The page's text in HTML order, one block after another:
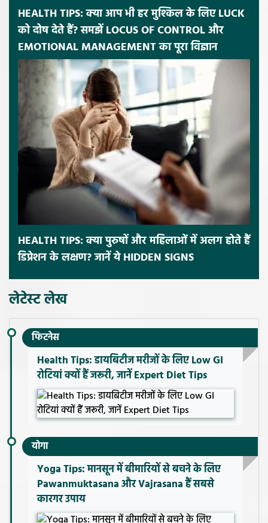
HEALTH TIPS: क्या आप भी हर मुश्किल के लिए LUCK
को दोष देते हैं? समझें LOCUS OF CONTROL और
EMOTIONAL MANAGEMENT का पूरा विज्ञान
HEALTH TIPS: क्या पुरुषों और महिलाओं में अलग होते हैं
डिप्रेशन के लक्षण? जानें ये HIDDEN SIGNS
लेटेस्ट लेख
फिटनेस
Health Tips: डायबिटीज मरीजों के लिए Low GI
रोटियां क्यों हैं जरूरी, जानें Expert Diet Tips
योगा
Yoga Tips: मानसून में बीमारियों से बचने के लिए
Pawanmuktasana और Vajrasana हैं सबसे
कारगर उपाय